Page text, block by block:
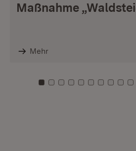
Maßnahme
Mehr
Zu Kachel: 0
Zu Kachel: 1
Zu Kachel: 2
Zu Kachel: 3
Zu Kachel: 4
Zu Kachel:
ZuZuZu